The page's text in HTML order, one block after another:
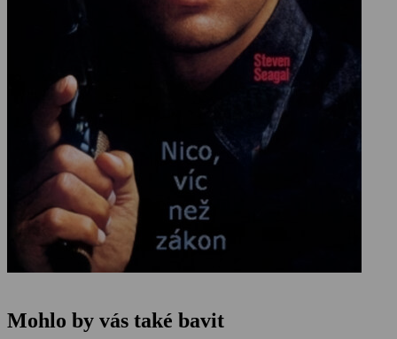
Mohlo by vás také bavit